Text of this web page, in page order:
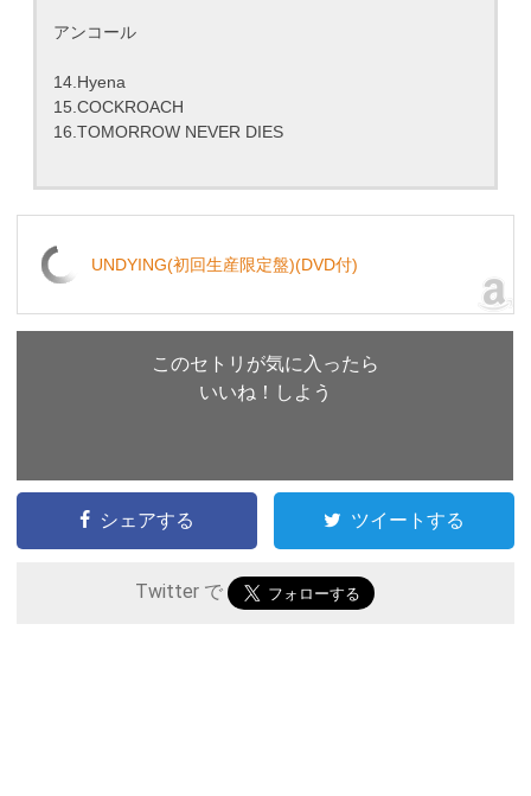
アンコール
14.Hyena
15.COCKROACH
16.TOMORROW NEVER DIES
UNDYING(初回生産限定盤)(DVD付)
このセトリが気に入ったら
いいね！しよう
シェアする ツイートする
Twitter で